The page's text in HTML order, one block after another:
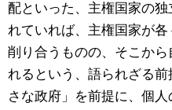
配といった、主権国家の
れていれば、主権国家が
削り合うものの、そこか
れるという、語られざる
さな政府」を前提に、個